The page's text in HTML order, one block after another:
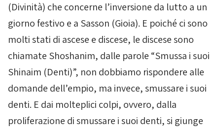
(Divinità) che concerne l’inversione da lutto a un
giorno festivo e a Sasson (Gioia). E poiché ci sono
molti stati di ascese e discese, le discese sono
chiamate Shoshanim, dalle parole “Smussa i suoi
Shinaim (Denti)”, non dobbiamo rispondere alle
domande dell’empio, ma invece, smussare i suoi
denti. E dai molteplici colpi, ovvero, dalla
proliferazione di smussare i suoi denti, si giunge